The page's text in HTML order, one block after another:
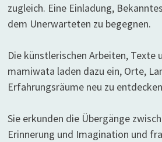
zugleich. Eine Einladung,
dem Unerwarteten zu begegnen.
Die künstlerischen Arbeiten, Texte
mamiwata laden dazu ein, Orte,
Erfahrungsräume neu zu
Sie erkunden die Übergänge
Erinnerung und Imagination und